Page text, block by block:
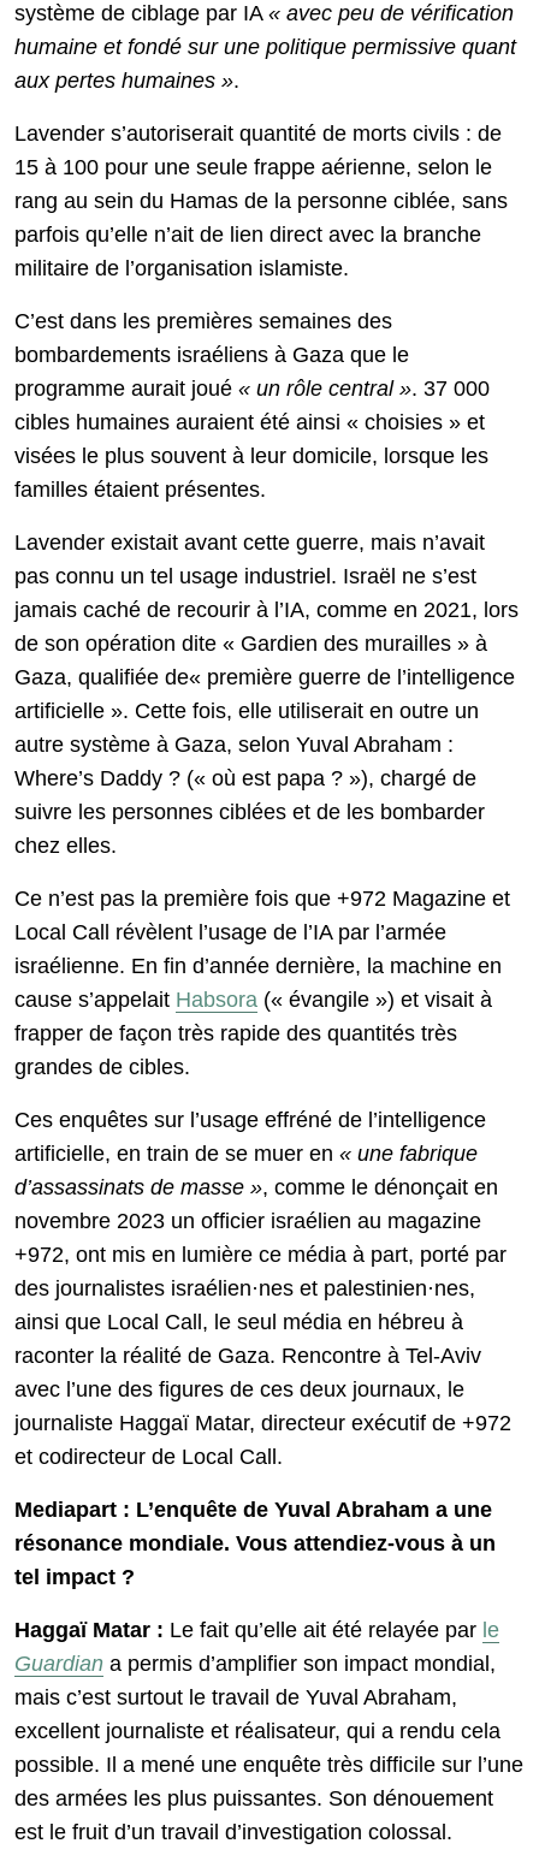
système de ciblage par IA « avec peu de vérification
humaine et fondé sur une politique permissive quant
aux pertes humaines ».
Lavender s’autoriserait quantité de morts civils : de
15 à 100 pour une seule frappe aérienne, selon le
rang au sein du Hamas de la personne ciblée, sans
parfois qu’elle n’ait de lien direct avec la branche
militaire de l’organisation islamiste.
C’est dans les premières semaines des
bombardements israéliens à Gaza que le
programme aurait joué « un rôle central ». 37 000
cibles humaines auraient été ainsi « choisies » et
visées le plus souvent à leur domicile, lorsque les
familles étaient présentes.
Lavender existait avant cette guerre, mais n’avait
pas connu un tel usage industriel. Israël ne s’est
jamais caché de recourir à l’IA, comme en 2021, lors
de son opération dite « Gardien des murailles » à
Gaza, qualifiée de« première guerre de l’intelligence
artificielle ». Cette fois, elle utiliserait en outre un
autre système à Gaza, selon Yuval Abraham :
Where’s Daddy ? (« où est papa ? »), chargé de
suivre les personnes ciblées et de les bombarder
chez elles.
Ce n’est pas la première fois que +972 Magazine et
Local Call révèlent l’usage de l’IA par l’armée
israélienne. En fin d’année dernière, la machine en
cause s’appelait Habsora (« évangile ») et visait à
frapper de façon très rapide des quantités très
grandes de cibles.
Ces enquêtes sur l’usage effréné de l’intelligence
artificielle, en train de se muer en « une fabrique
d’assassinats de masse », comme le dénonçait en
novembre 2023 un officier israélien au magazine
+972, ont mis en lumière ce média à part, porté par
des journalistes israélien·nes et palestinien·nes,
ainsi que Local Call, le seul média en hébreu à
raconter la réalité de Gaza. Rencontre à Tel-Aviv
avec l’une des figures de ces deux journaux, le
journaliste Haggaï Matar, directeur exécutif de +972
et codirecteur de Local Call.
Mediapart : L’enquête de Yuval Abraham a une
résonance mondiale. Vous attendiez-vous à un
tel impact ?
Haggaï Matar : Le fait qu’elle ait été relayée par le
Guardian a permis d’amplifier son impact mondial,
mais c’est surtout le travail de Yuval Abraham,
excellent journaliste et réalisateur, qui a rendu cela
possible. Il a mené une enquête très difficile sur l’une
des armées les plus puissantes. Son dénouement
est le fruit d’un travail d’investigation colossal.